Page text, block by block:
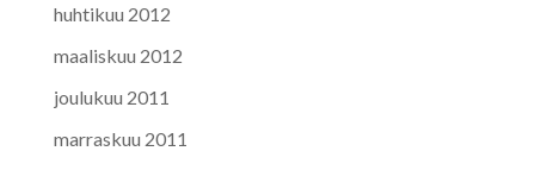
huhtikuu 2012
maaliskuu 2012
joulukuu 2011
marraskuu 2011